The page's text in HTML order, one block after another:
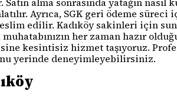
Ayrıca, SGK geri ödeme
edilir. Kadıköy sakinleri için
her zaman hazır
kesintisiz hizmet taşıyoruz.
yerinde deneyimleyebilirsiniz.